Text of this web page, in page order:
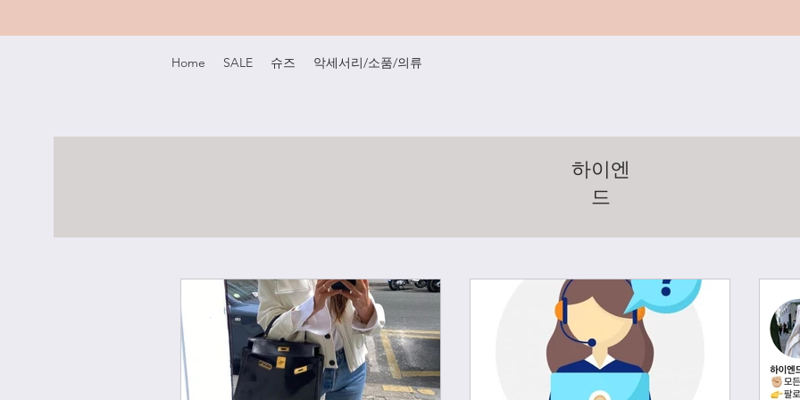
Home SALE 슈즈 악세서리/소품/의류
하이엔
드